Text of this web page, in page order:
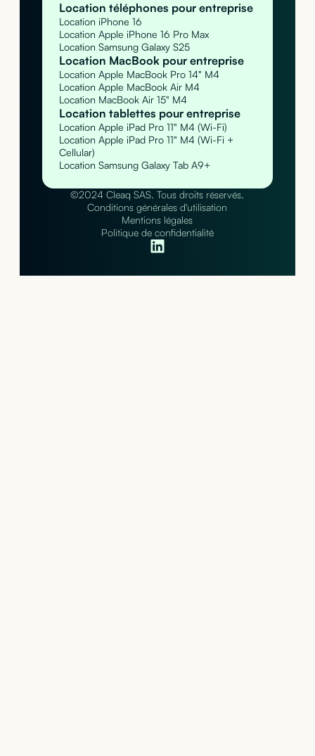
Location téléphones pour entreprise
Location iPhone 16
Location Apple iPhone 16 Pro Max
Location Samsung Galaxy S25
Location MacBook pour entreprise
Location Apple MacBook Pro 14" M4
Location Apple MacBook Air M4
Location MacBook Air 15" M4
Location tablettes pour entreprise
Location Apple iPad Pro 11" M4 (Wi-Fi)
Location Apple iPad Pro 11" M4 (Wi-Fi +
Cellular)
Location Samsung Galaxy Tab A9+
©2024 Cleaq SAS. Tous droits réservés.
Conditions générales d'utilisation
Mentions légales
Politique de confidentialité